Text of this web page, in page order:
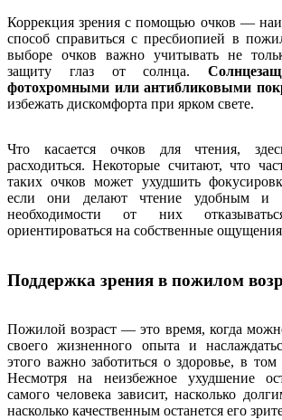
Коррекция зрения с помощью очков —
способ справиться с пресбиопией в
выборе очков важно учитывать не
защиту глаз от солнца.
фотохромными или антибликовыми
избежать дискомфорта при ярком свете.
Что касается очков для чтения,
расходиться. Некоторые считают, что
таких очков может ухудшить
если они делают чтение удобным и
необходимости от них
ориентироваться на собственные
Поддержка зрения в пожилом
Пожилой возраст — это время, когда
своего жизненного опыта и
этого важно заботиться о здоровье, в
Несмотря на неизбежное ухудшение
самого человека зависит, насколько
насколько качественным останется его